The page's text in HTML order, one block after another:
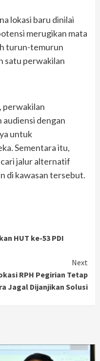
lokasi baru dinilai
merugikan mata
turun-temurun
satu perwakilan
perwakilan
audiensi dengan
untuk
Sementara itu,
jalur alternatif
di kawasan tersebut.
HUT ke-53 PDI
Next
RPH Pegirian Tetap
Jagal Dijanjikan Solusi